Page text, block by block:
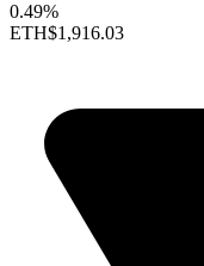
0.49%
ETH$1,916.03